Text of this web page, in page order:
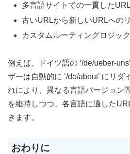
多言語サイトでの一貫した
古いURLから新しいURLへの
カスタムルーティングロジッ
例えば、ドイツ語の ‘/de/ueber-
ザーは自動的に ‘/de/about’ にリダ
れにより、異なる言語バージョン
を維持しつつ、各言語に適した
きます。
おわりに